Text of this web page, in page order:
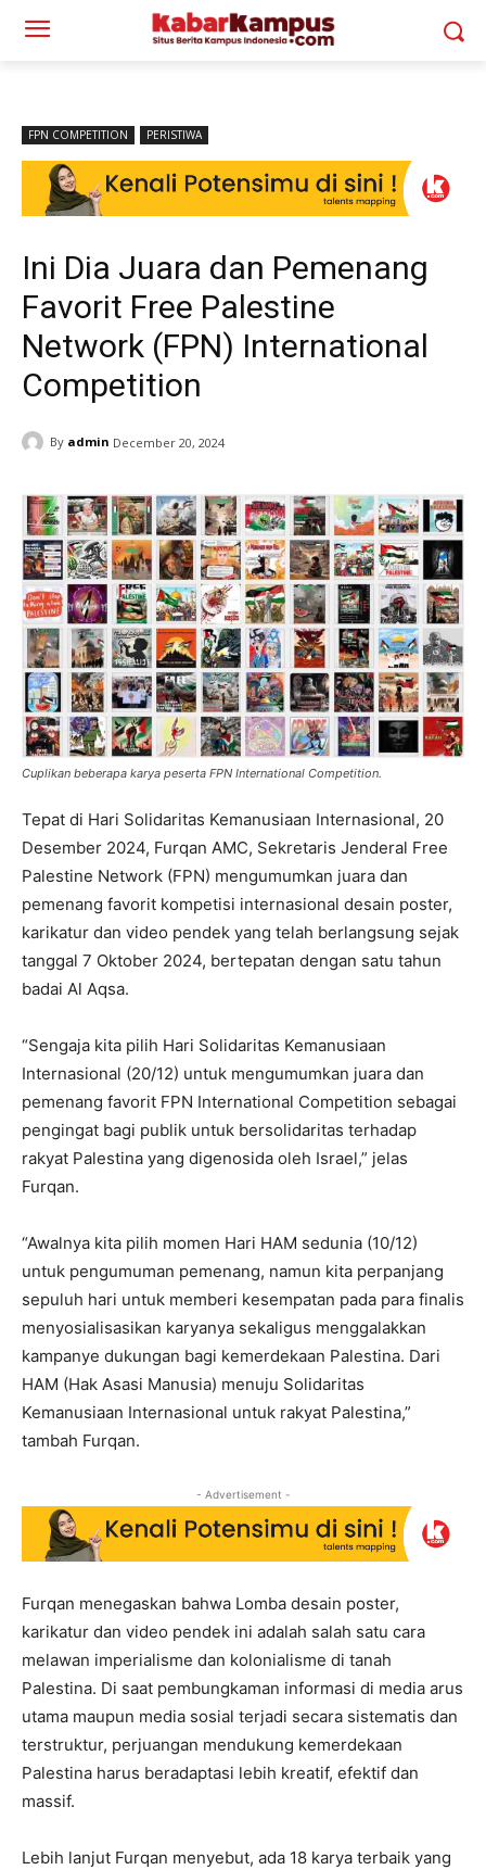
FPN COMPETITION PERISTIWA
Ini Dia Juara dan Pemenang
Favorit Free Palestine
Network (FPN) International
Competition
By admin December 20, 2024
Cuplikan beberapa karya peserta FPN International Competition.
Tepat di Hari Solidaritas Kemanusiaan Internasional, 20
Desember 2024, Furqan AMC, Sekretaris Jenderal Free
Palestine Network (FPN) mengumumkan juara dan
pemenang favorit kompetisi internasional desain poster,
karikatur dan video pendek yang telah berlangsung sejak
tanggal 7 Oktober 2024, bertepatan dengan satu tahun
badai Al Aqsa.
“Sengaja kita pilih Hari Solidaritas Kemanusiaan
Internasional (20/12) untuk mengumumkan juara dan
pemenang favorit FPN International Competition sebagai
pengingat bagi publik untuk bersolidaritas terhadap
rakyat Palestina yang digenosida oleh Israel,” jelas
Furqan.
“Awalnya kita pilih momen Hari HAM sedunia (10/12)
untuk pengumuman pemenang, namun kita perpanjang
sepuluh hari untuk memberi kesempatan pada para finalis
menyosialisasikan karyanya sekaligus menggalakkan
kampanye dukungan bagi kemerdekaan Palestina. Dari
HAM (Hak Asasi Manusia) menuju Solidaritas
Kemanusiaan Internasional untuk rakyat Palestina,”
tambah Furqan.
- Advertisement -
Furqan menegaskan bahwa Lomba desain poster,
karikatur dan video pendek ini adalah salah satu cara
melawan imperialisme dan kolonialisme di tanah
Palestina. Di saat pembungkaman informasi di media arus
utama maupun media sosial terjadi secara sistematis dan
terstruktur, perjuangan mendukung kemerdekaan
Palestina harus beradaptasi lebih kreatif, efektif dan
massif.
Lebih lanjut Furqan menyebut, ada 18 karya terbaik yang